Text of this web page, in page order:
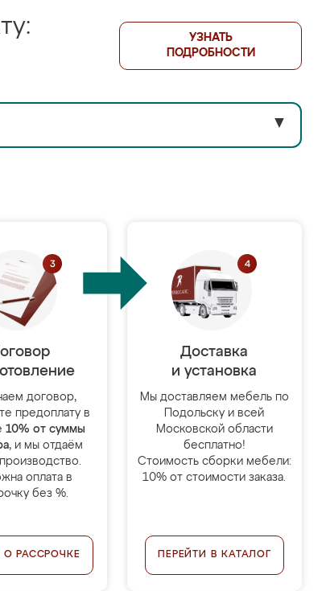
УЗНАТЬ
ПОДРОБНОСТИ
▼
договор,
предоплату в
10% от суммы
, и мы отдаём
оплата в
без %.
О РАССРОЧКЕ
Доставка
и установка
Мы доставляем мебель по
Подольску и всей
Московской области
бесплатно!
Стоимость сборки мебели:
10% от стоимости заказа.
ПЕРЕЙТИ В КАТАЛОГ